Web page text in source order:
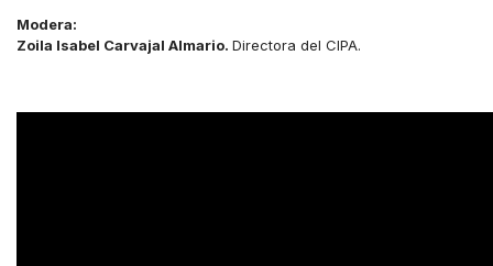
Modera:
Zoila Isabel Carvajal Almario. Directora del CIPA.